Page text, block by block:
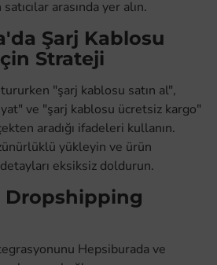
arasında yer alın.
Şarj Kablosu
Strateji
"şarj kablosu satın al",
ve "şarj kablosu ücretsiz kargo"
aradığı ifadeleri kullanın.
yükleyin ve ürün
eksiksiz doldurun.
Dropshipping
Hepsiburada ve